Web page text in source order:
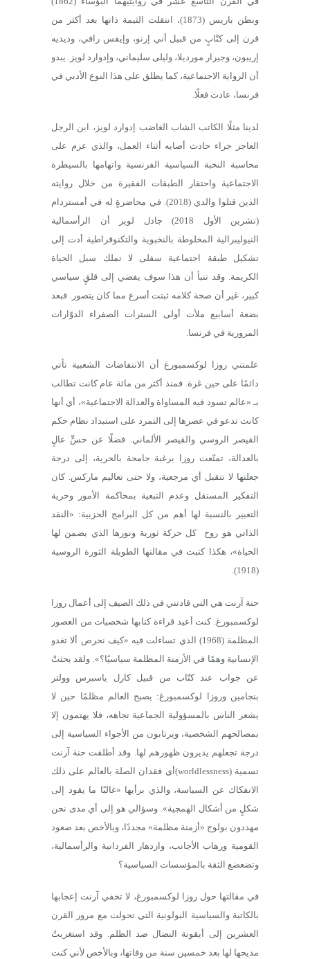
وبطن باريس (1873)، انتقلت الثيمة ذاتها بعد أكثر من
قرن إلى كتّابٍ من قبيل أني إرنو، وإيفس رافي، وديديه
إريبون، وجيرار مورديلا، وليلى سليماني، وإدوارد لويز. يبدو
أن الرواية الاجتماعية، كما يطلق على هذا النوع الأدبي في
فرنسا، عادت فعلًا.
لدينا مثلًا الكاتب الشاب الغاضب إدوارد لويز، ابن الرجل
العاجز جراء حادث أصابه أثناء العمل، والذي عزم على
محاسبة النخبة السياسية الفرنسية واتهامها بالسيطرة
الاجتماعية واحتقار الطبقات الفقيرة من خلال روايته
الذين قتلوا والدي (2018). في محاضرةٍ له في أمستردام
(تشرين الأول 2018) جادل لويز أن الرأسمالية
النيوليبرالية المخلوطة بالنخبوية والتكنوقراطية أدت إلى
تشكيل طبقة اجتماعية سفلى لا تملك سبل الحياة
الكريمة. وقد تنبأ أن هذا سوف يفضي إلى قلقٍ سياسي
كبير، غير أن صحة كلامه ثبتت أسرع مما كان يتصور. فبعد
بضعة أسابيع ملأت أولى السترات الصفراء الدوّارات
المرورية في فرنسا.
علمتني روزا لوكسمبورغ أن الانتفاضات الشعبية تأتي
دائمًا على حين غرة. فمنذ أكثر من مائة عام كانت تطالب
بـ «عالم تسود فيه المساواة والعدالة الاجتماعية»، أي أنها
كانت تدعو في عصرها إلى التمرد على استبداد نظام حكم
القيصر الروسي والقيصر الألماني. فضلًا عن حسٍّ عالٍ
بالعدالة، تمتّعت روزا برغبة جامحة بالحرية، إلى درجة
جعلتها لا تتقبل أي مرجعية، ولا حتى تعاليم ماركس. كان
التفكير المستقل وعدم التبعية بمحاكمة الأمور وحرية
التعبير بالنسبة لها أهم من كل البرامج الحزبية: «النقد
الذاتي هو روح كل حركة ثورية ونورها الذي يضمن لها
الحياة»، هكذا كتبت في مقالتها الطويلة الثورة الروسية
(1918).
حنة آرنت هي التي قادتني في ذلك الصيف إلى أعمال روزا
لوكسمبورغ. كنت أعيد قراءة كتابها شخصيات من العصور
المظلمة (1968) الذي تساءلت فيه «كيف نحرص ألا تغدو
الإنسانية وهمًا في الأزمنة المظلمة سياسيًا؟». ولقد بحثتْ
عن جواب عند كتّاب من قبيل كارل ياسبرس وولتر
بنجامين وروزا لوكسمبورغ: يصبح العالم مظلمًا حين لا
يشعر الناس بالمسؤولية الجماعية تجاهه، فلا يهتمون إلا
بمصالحهم الشخصية، ويرتابون من الأجواء السياسية إلى
درجة تجعلهم يديرون ظهورهم لها. وقد أطلقت حنة آرنت
تسمية (worldlessness)أي فقدان الصلة بالعالم على ذلك
الانفكاك عن السياسة، والذي برأيها «غالبًا ما يقود إلى
شكلٍ من أشكال الهمجية». وسؤالي هو إلى أي مدى نحن
مهددون بولوج «أزمنة مظلمة» مجددًا، وبالأخص بعد صعود
القومية ورهاب الأجانب، وازدهار الفردانية والرأسمالية،
وتضعضع الثقة بالمؤسسات السياسية؟
في مقالتها حول روزا لوكسمبورغ، لا تخفي آرنت إعجابها
بالكاتبة والسياسية البولونية التي تحولت مع مرور القرن
العشرين إلى أيقونة النضال ضد الظلم. وقد استغربتُ
مديحها لها بعد خمسين سنة من وفاتها، وبالأخص لأني كنت